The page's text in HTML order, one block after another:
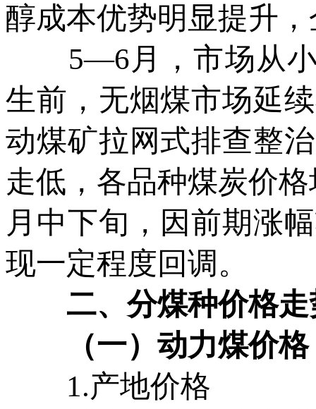
醇成本优势明显提升
5—6月，市场从小
生前，无烟煤市场延
动煤矿拉网式排查整
走低，各品种煤炭价
月中下旬，因前期涨
现一定程度回调。
二、分煤种价格走
（一）动力煤价格
1.产地价格